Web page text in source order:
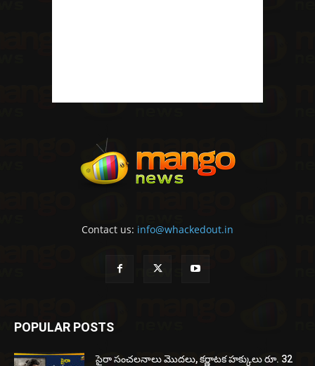
Contact us: info@whackedout.in
POPULAR POSTS
సైరా సంచలనాలు మొదలు, కర్ణాటక హక్కులు రూ. 32